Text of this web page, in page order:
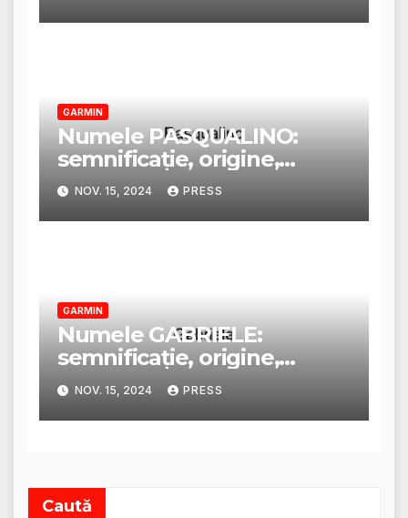
GARMIN
Numele PASQUALINO:
semnificație, origine,
trăsături și personalitate
NOV. 15, 2024 PRESS
GARMIN
Numele GABRIELE:
semnificație, origine,
trăsături și personalitate
NOV. 15, 2024 PRESS
Caută